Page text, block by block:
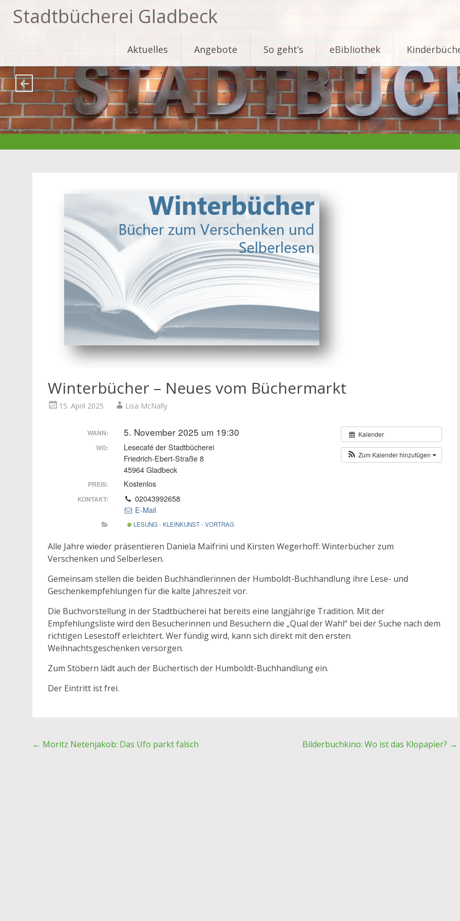
Stadtbücherei Gladbeck
to
content
Aktuelles Angebote So geht’s eBibliothek
Winterbücher – Neues vom Büchermarkt
15. April 2025 Lisa McNally
Kalender
Zum Kalender hinzufügen
WANN: 5. November 2025 um 19:30
WO:
Lesecafé der Stadtbücherei
Friedrich-Ebert-Straße 8
45964 Gladbeck
PREIS: Kostenlos
KONTAKT:
02043992658
E-Mail
LESUNG - KLEINKUNST - VORTRAG
Alle Jahre wieder präsentieren Daniela Maifrini und Kirsten Wegerhoff: Winterbücher zum
Verschenken und Selberlesen.
Gemeinsam stellen die beiden Buchhändlerinnen der Humboldt-Buchhandlung ihre Lese- und
Geschenkempfehlungen für die kalte Jahreszeit vor.
Die Buchvorstellung in der Stadtbücherei hat bereits eine langjährige Tradition. Mit der
Empfehlungsliste wird den Besucherinnen und Besuchern die „Qual der Wahl“ bei der Suche nach dem
richtigen Lesestoff erleichtert. Wer fündig wird, kann sich direkt mit den ersten
Weihnachtsgeschenken versorgen.
Zum Stöbern lädt auch der Büchertisch der Humboldt-Buchhandlung ein.
Der Eintritt ist frei.
Post
← Moritz Netenjakob: Das Ufo parkt falsch Bilderbuchkino: Wo ist das Klopapier? →